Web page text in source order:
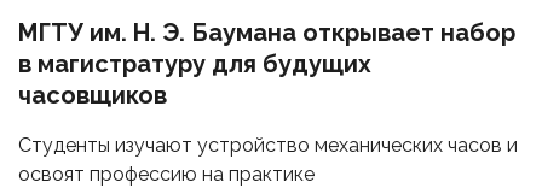
МГТУ им. Н. Э. Баумана открывает набор
в магистратуру для будущих
часовщиков
Студенты изучают устройство механических часов и
освоят профессию на практике